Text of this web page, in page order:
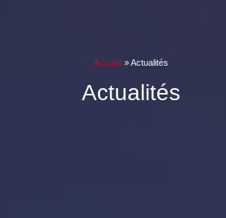
Accueil »Actualités
Actualités